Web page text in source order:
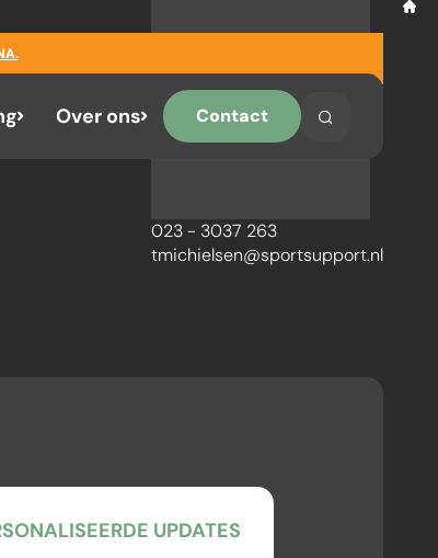
Over ons Contact
Search
023 - 3037 263
tmichielsen@sportsupport.nl
UPDATES